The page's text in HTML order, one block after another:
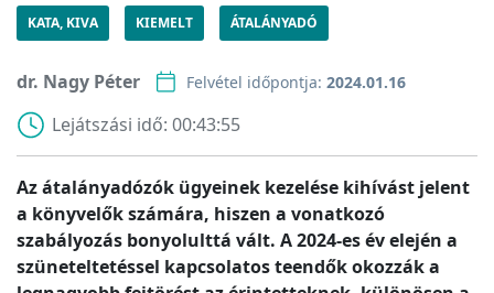
KATA, KIVA KIEMELT ÁTALÁNYADÓ
dr. Nagy Péter Felvétel időpontja: 2024.01.16
Lejátszási idő: 00:43:55
Az átalányadózók ügyeinek kezelése kihívást jelent
a könyvelők számára, hiszen a vonatkozó
szabályozás bonyolulttá vált. A 2024-es év elején a
szüneteltetéssel kapcsolatos teendők okozzák a